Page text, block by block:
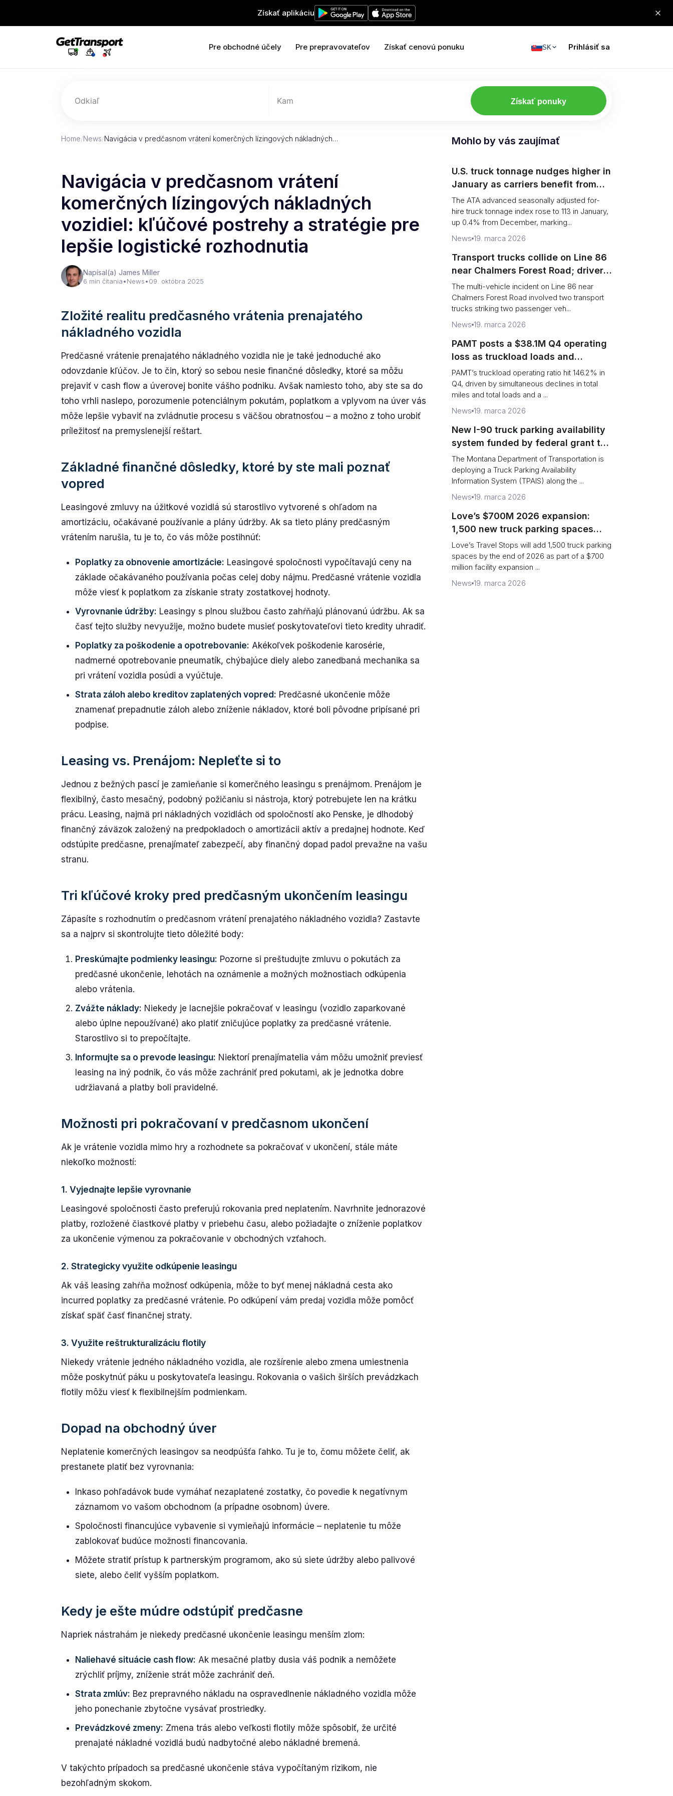
Získať aplikáciu
Pre obchodné účely Pre prepravovateľov Získať cenovú ponuku SK Prihlásiť sa
Odkiaľ Kam Získať ponuky
Home/News/Navigácia v predčasnom vrátení komerčných lízingových nákladných…
Navigácia v predčasnom vrátení
komerčných lízingových nákladných
vozidiel: kľúčové postrehy a stratégie pre
lepšie logistické rozhodnutia
Napísal(a) James Miller
6 min čítania•News•09. októbra 2025
Zložité realitu predčasného vrátenia prenajatého
nákladného vozidla
Predčasné vrátenie prenajatého nákladného vozidla nie je také jednoduché ako
odovzdanie kľúčov. Je to čin, ktorý so sebou nesie finančné dôsledky, ktoré sa môžu
prejaviť v cash flow a úverovej bonite vášho podniku. Avšak namiesto toho, aby ste sa do
toho vrhli naslepo, porozumenie potenciálnym pokutám, poplatkom a vplyvom na úver vás
môže lepšie vybaviť na zvládnutie procesu s väčšou obratnosťou – a možno z toho urobiť
príležitosť na premyslenejší reštart.
Základné finančné dôsledky, ktoré by ste mali poznať
vopred
Leasingové zmluvy na úžitkové vozidlá sú starostlivo vytvorené s ohľadom na
amortizáciu, očakávané používanie a plány údržby. Ak sa tieto plány predčasným
vrátením narušia, tu je to, čo vás môže postihnúť:
Poplatky za obnovenie amortizácie: Leasingové spoločnosti vypočítavajú ceny na
základe očakávaného používania počas celej doby nájmu. Predčasné vrátenie vozidla
môže viesť k poplatkom za získanie straty zostatkovej hodnoty.
Vyrovnanie údržby: Leasingy s plnou službou často zahŕňajú plánovanú údržbu. Ak sa
časť tejto služby nevyužije, možno budete musieť poskytovateľovi tieto kredity uhradiť.
Poplatky za poškodenie a opotrebovanie: Akékoľvek poškodenie karosérie,
nadmerné opotrebovanie pneumatík, chýbajúce diely alebo zanedbaná mechanika sa
pri vrátení vozidla posúdi a vyúčtuje.
Strata záloh alebo kreditov zaplatených vopred: Predčasné ukončenie môže
znamenať prepadnutie záloh alebo zníženie nákladov, ktoré boli pôvodne pripísané pri
podpise.
Leasing vs. Prenájom: Nepleťte si to
Jednou z bežných pascí je zamieňanie si komerčného leasingu s prenájmom. Prenájom je
flexibilný, často mesačný, podobný požičaniu si nástroja, ktorý potrebujete len na krátku
prácu. Leasing, najmä pri nákladných vozidlách od spoločností ako Penske, je dlhodobý
finančný záväzok založený na predpokladoch o amortizácii aktív a predajnej hodnote. Keď
odstúpite predčasne, prenajímateľ zabezpečí, aby finančný dopad padol prevažne na vašu
stranu.
Tri kľúčové kroky pred predčasným ukončením leasingu
Zápasíte s rozhodnutím o predčasnom vrátení prenajatého nákladného vozidla? Zastavte
sa a najprv si skontrolujte tieto dôležité body:
Preskúmajte podmienky leasingu: Pozorne si preštudujte zmluvu o pokutách za
predčasné ukončenie, lehotách na oznámenie a možných možnostiach odkúpenia
alebo vrátenia.
Zvážte náklady: Niekedy je lacnejšie pokračovať v leasingu (vozidlo zaparkované
alebo úplne nepoužívané) ako platiť zničujúce poplatky za predčasné vrátenie.
Starostlivo si to prepočítajte.
Informujte sa o prevode leasingu: Niektorí prenajímatelia vám môžu umožniť previesť
leasing na iný podnik, čo vás môže zachrániť pred pokutami, ak je jednotka dobre
udržiavaná a platby boli pravidelné.
Možnosti pri pokračovaní v predčasnom ukončení
Ak je vrátenie vozidla mimo hry a rozhodnete sa pokračovať v ukončení, stále máte
niekoľko možností:
1. Vyjednajte lepšie vyrovnanie
Leasingové spoločnosti často preferujú rokovania pred neplatením. Navrhnite jednorazové
platby, rozložené čiastkové platby v priebehu času, alebo požiadajte o zníženie poplatkov
za ukončenie výmenou za pokračovanie v obchodných vzťahoch.
2. Strategicky využite odkúpenie leasingu
Ak váš leasing zahŕňa možnosť odkúpenia, môže to byť menej nákladná cesta ako
incurred poplatky za predčasné vrátenie. Po odkúpení vám predaj vozidla môže pomôcť
získať späť časť finančnej straty.
3. Využite reštrukturalizáciu flotily
Niekedy vrátenie jedného nákladného vozidla, ale rozšírenie alebo zmena umiestnenia
môže poskytnúť páku u poskytovateľa leasingu. Rokovania o vašich širších prevádzkach
flotily môžu viesť k flexibilnejším podmienkam.
Dopad na obchodný úver
Neplatenie komerčných leasingov sa neodpúšťa ľahko. Tu je to, čomu môžete čeliť, ak
prestanete platiť bez vyrovnania:
Inkaso pohľadávok bude vymáhať nezaplatené zostatky, čo povedie k negatívnym
záznamom vo vašom obchodnom (a prípadne osobnom) úvere.
Spoločnosti financujúce vybavenie si vymieňajú informácie – neplatenie tu môže
zablokovať budúce možnosti financovania.
Môžete stratiť prístup k partnerským programom, ako sú siete údržby alebo palivové
siete, alebo čeliť vyšším poplatkom.
Kedy je ešte múdre odstúpiť predčasne
Napriek nástrahám je niekedy predčasné ukončenie leasingu menším zlom:
Naliehavé situácie cash flow: Ak mesačné platby dusia váš podnik a nemôžete
zrýchliť príjmy, zníženie strát môže zachrániť deň.
Strata zmlúv: Bez prepravného nákladu na ospravedlnenie nákladného vozidla môže
jeho ponechanie zbytočne vysávať prostriedky.
Prevádzkové zmeny: Zmena trás alebo veľkosti flotily môže spôsobiť, že určité
prenajaté nákladné vozidlá budú nadbytočné alebo nákladné bremená.
V takýchto prípadoch sa predčasné ukončenie stáva vypočítaným rizikom, nie
bezohľadným skokom.
Mohlo by vás zaujímať
U.S. truck tonnage nudges higher in
January as carriers benefit from
tighter capacity
The ATA advanced seasonally adjusted for-
hire truck tonnage index rose to 113 in January,
up 0.4% from December, marking...
News 19. marca 2026
Transport trucks collide on Line 86
near Chalmers Forest Road; driver
charged after secondary impact
The multi-vehicle incident on Line 86 near
Chalmers Forest Road involved two transport
trucks striking two passenger veh...
News 19. marca 2026
PAMT posts a $38.1M Q4 operating
loss as truckload loads and
revenue per truck decline
PAMT’s truckload operating ratio hit 146.2% in
Q4, driven by simultaneous declines in total
miles and total loads and a ...
News 19. marca 2026
New I-90 truck parking availability
system funded by federal grant to
aid Montana drivers
The Montana Department of Transportation is
deploying a Truck Parking Availability
Information System (TPAIS) along the ...
News 19. marca 2026
Love’s $700M 2026 expansion:
1,500 new truck parking spaces
and expanded driver services
Love’s Travel Stops will add 1,500 truck parking
spaces by the end of 2026 as part of a $700
million facility expansion ...
News 19. marca 2026